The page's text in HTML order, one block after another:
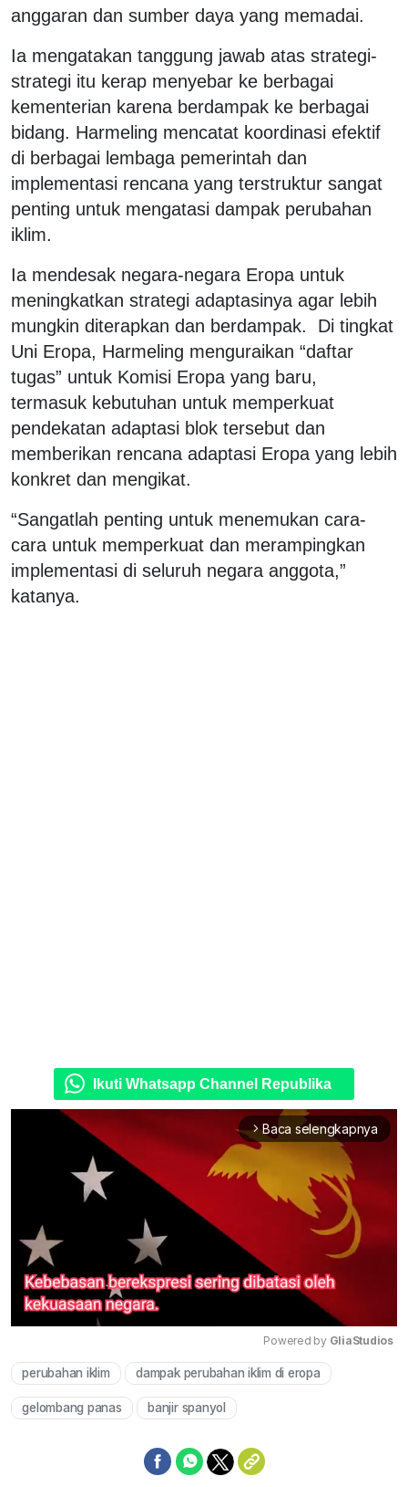
anggaran dan sumber daya yang memadai.
Ia mengatakan tanggung jawab atas strategi-
strategi itu kerap menyebar ke berbagai
kementerian karena berdampak ke berbagai
bidang. Harmeling mencatat koordinasi efektif
di berbagai lembaga pemerintah dan
implementasi rencana yang terstruktur sangat
penting untuk mengatasi dampak perubahan
iklim.
Ia mendesak negara-negara Eropa untuk
meningkatkan strategi adaptasinya agar lebih
mungkin diterapkan dan berdampak. Di tingkat
Uni Eropa, Harmeling menguraikan “daftar
tugas” untuk Komisi Eropa yang baru,
termasuk kebutuhan untuk memperkuat
pendekatan adaptasi blok tersebut dan
memberikan rencana adaptasi Eropa yang lebih
konkret dan mengikat.
“Sangatlah penting untuk menemukan cara-
cara untuk memperkuat dan merampingkan
implementasi di seluruh negara anggota,”
katanya.
Ikuti Whatsapp Channel Republika
arrow_forward_ios Baca selengkapnya
Powered by GliaStudios
perubahan iklim dampak perubahan iklim di eropa
gelombang panas banjir spanyol